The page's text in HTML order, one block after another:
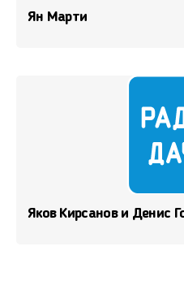
Ян Марти
Яков Кирсанов и Денис